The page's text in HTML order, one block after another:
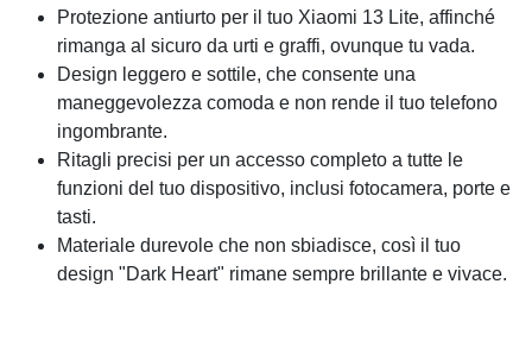
Protezione antiurto per il tuo Xiaomi 13 Lite, affinché
rimanga al sicuro da urti e graffi, ovunque tu vada.
Design leggero e sottile, che consente una
maneggevolezza comoda e non rende il tuo telefono
ingombrante.
Ritagli precisi per un accesso completo a tutte le
funzioni del tuo dispositivo, inclusi fotocamera, porte e
tasti.
Materiale durevole che non sbiadisce, così il tuo
design "Dark Heart" rimane sempre brillante e vivace.